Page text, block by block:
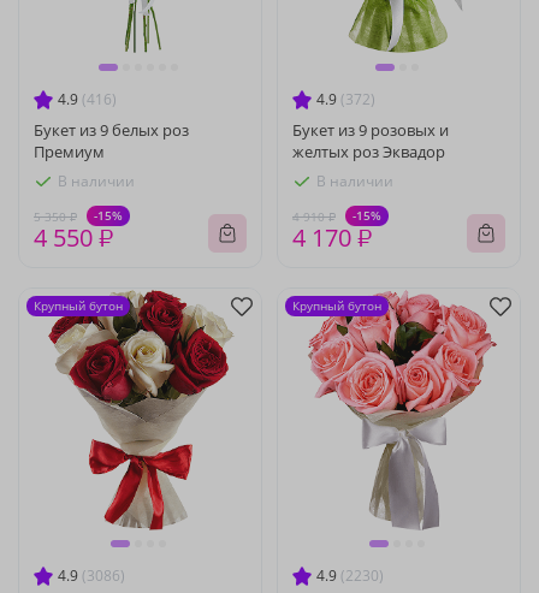
4.9 (416)
Букет из 9 белых роз
Премиум
В наличии
5 350 ₽ -15%
4 550 ₽
4.9 (372)
Букет из 9 розовых и
желтых роз Эквадор
В наличии
4 910 ₽ -15%
4 170 ₽
4.9 (3086)
Крупный бутон
4.9 (2230)
Крупный бутон